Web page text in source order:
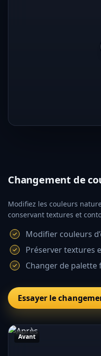
Changement de
Modifiez les couleurs
conservant textures et
Modifier couleurs
Préserver textures
Changer de palette
Essayer le
Avant